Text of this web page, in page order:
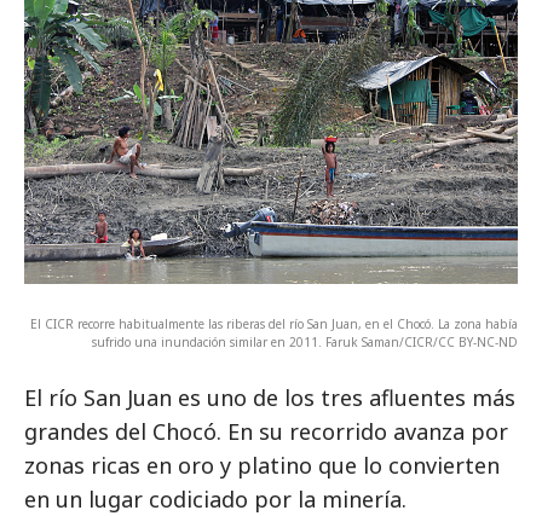
El CICR recorre habitualmente las riberas del río San Juan, en el Chocó. La zona había
sufrido una inundación similar en 2011. Faruk Saman/CICR/CC BY-NC-ND
El río San Juan es uno de los tres afluentes más
grandes del Chocó. En su recorrido avanza por
zonas ricas en oro y platino que lo convierten
en un lugar codiciado por la minería.